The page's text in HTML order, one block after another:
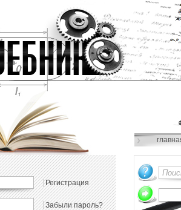
Регистрация
Забыли пароль?